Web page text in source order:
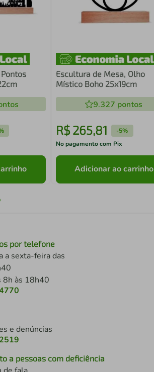
Escultura de Mesa, Olho
Místico Boho 25x19cm
9.327 pontos
R$ 265,81 -5%
No pagamento com Pix
Adicionar ao carrinho
por telefone
a sexta-feira das
8h às 18h40
e denúncias
a pessoas com deficiência